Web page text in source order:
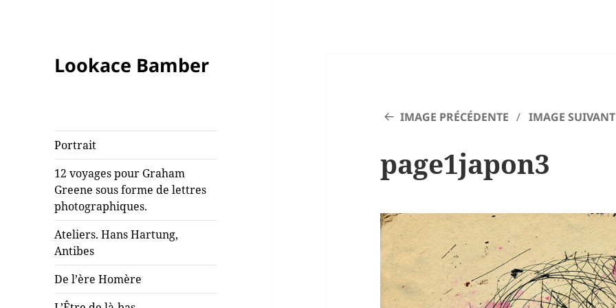
Lookace Bamber
Portrait
12 voyages pour Graham
Greene sous forme de lettres
photographiques.
Ateliers. Hans Hartung,
Antibes
De l’ère Homère
IMAGE PRÉCÉDENTE IMAGE
page1japon3